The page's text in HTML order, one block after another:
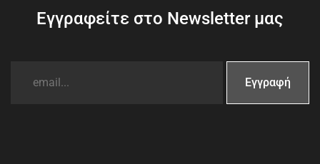
Εγγραφείτε στο Newsletter μας